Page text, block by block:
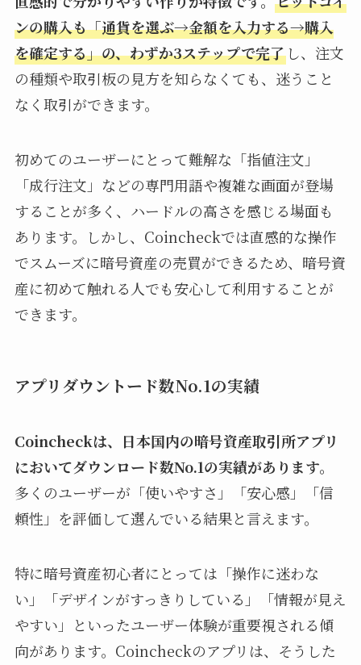
ンの購入も「通貨を選ぶ→金額を入力する→購入
を確定する」の、わずか3ステップで完了し、注文
の種類や取引板の見方を知らなくても、迷うこと
なく取引ができます。
初めてのユーザーにとって難解な「指値注文」
「成行注文」などの専門用語や複雑な画面が登場
することが多く、ハードルの高さを感じる場面も
あります。しかし、Coincheckでは直感的な操作
でスムーズに暗号資産の売買ができるため、暗号資
産に初めて触れる人でも安心して利用することが
できます。
アプリダウントード数No.1の実績
Coincheckは、日本国内の暗号資産取引所アプリ
においてダウンロード数No.1の実績があります。
多くのユーザーが「使いやすさ」「安心感」「信
頼性」を評価して選んでいる結果と言えます。
特に暗号資産初心者にとっては「操作に迷わな
い」「デザインがすっきりしている」「情報が見え
やすい」といったユーザー体験が重要視される傾
向があります。Coincheckのアプリは、そうした